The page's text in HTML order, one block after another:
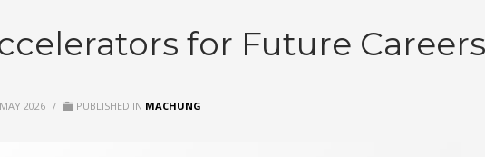
for Future Careers
2026 / PUBLISHED IN MACHUNG